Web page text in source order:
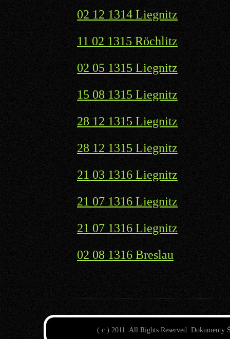
02 12 1314 Liegnitz
11 02 1315 Röchlitz
02 05 1315 Liegnitz
15 08 1315 Liegnitz
28 12 1315 Liegnitz
28 12 1315 Liegnitz
21 03 1316 Liegnitz
21 07 1316 Liegnitz
21 07 1316 Liegnitz
02 08 1316 Breslau
( c ) 2011. All Rights Reserved. Dokumenty